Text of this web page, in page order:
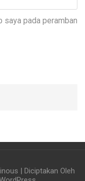
saya pada peramban
| Diciptakan Oleh